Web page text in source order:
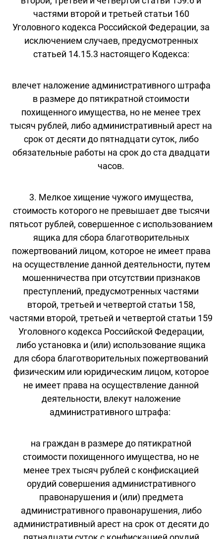
частями второй и третьей статьи 160
Уголовного кодекса Российской Федерации, за
исключением случаев, предусмотренных
статьей 14.15.3 настоящего Кодекса:
влечет наложение административного штрафа
в размере до пятикратной стоимости
похищенного имущества, но не менее трех
тысяч рублей, либо административный арест на
срок от десяти до пятнадцати суток, либо
обязательные работы на срок до ста двадцати
часов.
3. Мелкое хищение чужого имущества,
стоимость которого не превышает две тысячи
пятьсот рублей, совершенное с использованием
ящика для сбора благотворительных
пожертвований лицом, которое не имеет права
на осуществление данной деятельности, путем
мошенничества при отсутствии признаков
преступлений, предусмотренных частями
второй, третьей и четвертой статьи 158,
частями второй, третьей и четвертой статьи 159
Уголовного кодекса Российской Федерации,
либо установка и (или) использование ящика
для сбора благотворительных пожертвований
физическим или юридическим лицом, которое
не имеет права на осуществление данной
деятельности, влекут наложение
административного штрафа:
на граждан в размере до пятикратной
стоимости похищенного имущества, но не
менее трех тысяч рублей с конфискацией
орудий совершения административного
правонарушения и (или) предмета
административного правонарушения, либо
административный арест на срок от десяти до